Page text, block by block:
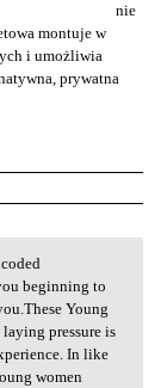
nie
montuje w
i umożliwia
prywatna
beginning to
Young
pressure is
In like
women